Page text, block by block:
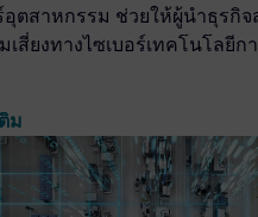
อุตสาหกรรม ช่วยให้ผู้นำธุรกิ
เสี่ยงทางไซเบอร์เทคโนโลยีก
ม